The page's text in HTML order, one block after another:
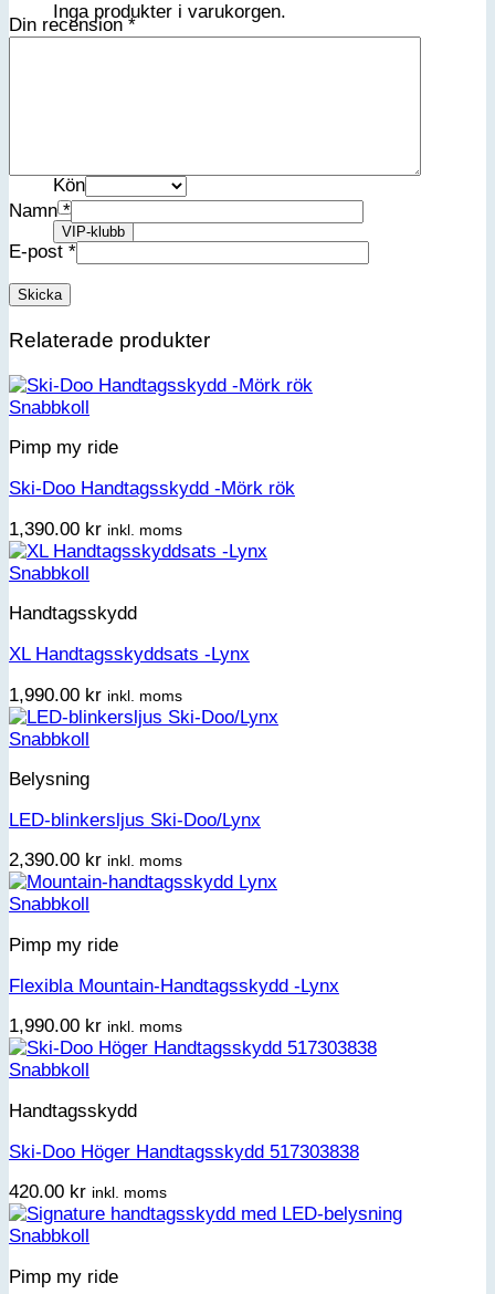
Inga produkter i varukorgen.
Kön
Jag accepterar integritetspolicyn
Din recension*
Namn*
E-post *
Relaterade produkter
Snabbkoll
Pimp my ride
Ski-Doo Handtagsskydd -Mörk rök
1,390.00 kr inkl. moms
Snabbkoll
Handtagsskydd
XL Handtagsskyddsats -Lynx
1,990.00 kr inkl. moms
Snabbkoll
Belysning
LED-blinkersljus Ski-Doo/Lynx
2,390.00 kr inkl. moms
Snabbkoll
Pimp my ride
Flexibla Mountain-Handtagsskydd -Lynx
1,990.00 kr inkl. moms
Snabbkoll
Handtagsskydd
Ski-Doo Höger Handtagsskydd 517303838
420.00 kr inkl. moms
Snabbkoll
Pimp my ride